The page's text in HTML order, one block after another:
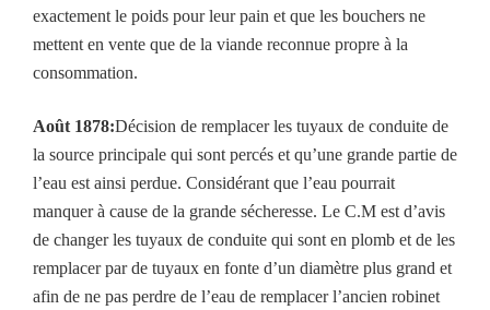
exactement le poids pour leur pain et que les bouchers ne
mettent en vente que de la viande reconnue propre à la
consommation.
Août 1878:Décision de remplacer les tuyaux de conduite de
la source principale qui sont percés et qu’une grande partie de
l’eau est ainsi perdue. Considérant que l’eau pourrait
manquer à cause de la grande sécheresse. Le C.M est d’avis
de changer les tuyaux de conduite qui sont en plomb et de les
remplacer par de tuyaux en fonte d’un diamètre plus grand et
afin de ne pas perdre de l’eau de remplacer l’ancien robinet